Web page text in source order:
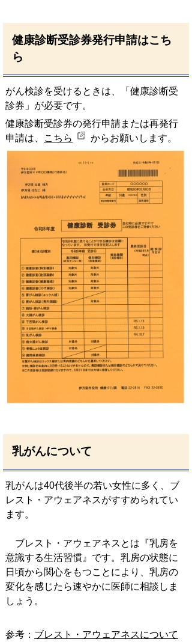
健康診断受診券発行申請はこち
ら
がん検診を受けるときは、「健康診断受
診券」が必要です。
健康診断受診券の発行申請または再発行
申請は、
こちら からお願いします。
乳がんについて
乳がんは40代後半の若い女性に多く、ブ
レスト・アウェアネスがすすめられてい
ます。
ブレスト・アウェアネスとは『乳房を
意識する生活習慣』です。乳房の状態に
日頃から関心をもつことにより、乳房の
変化を感じたら速やかに医師に相談しま
しょう。
参考： ブレスト・アウェアネスについて